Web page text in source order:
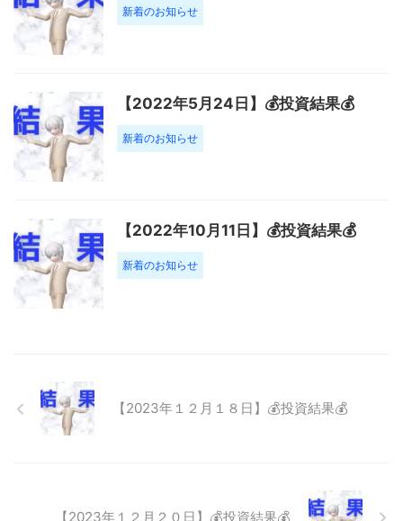
新着のお知らせ
【2022年5月24日】💰投資結果💰
新着のお知らせ
【2022年10月11日】💰投資結果💰
新着のお知らせ
【2023年１２月１８日】💰投資結果💰
【2023年１２月２０日】💰投資結果💰